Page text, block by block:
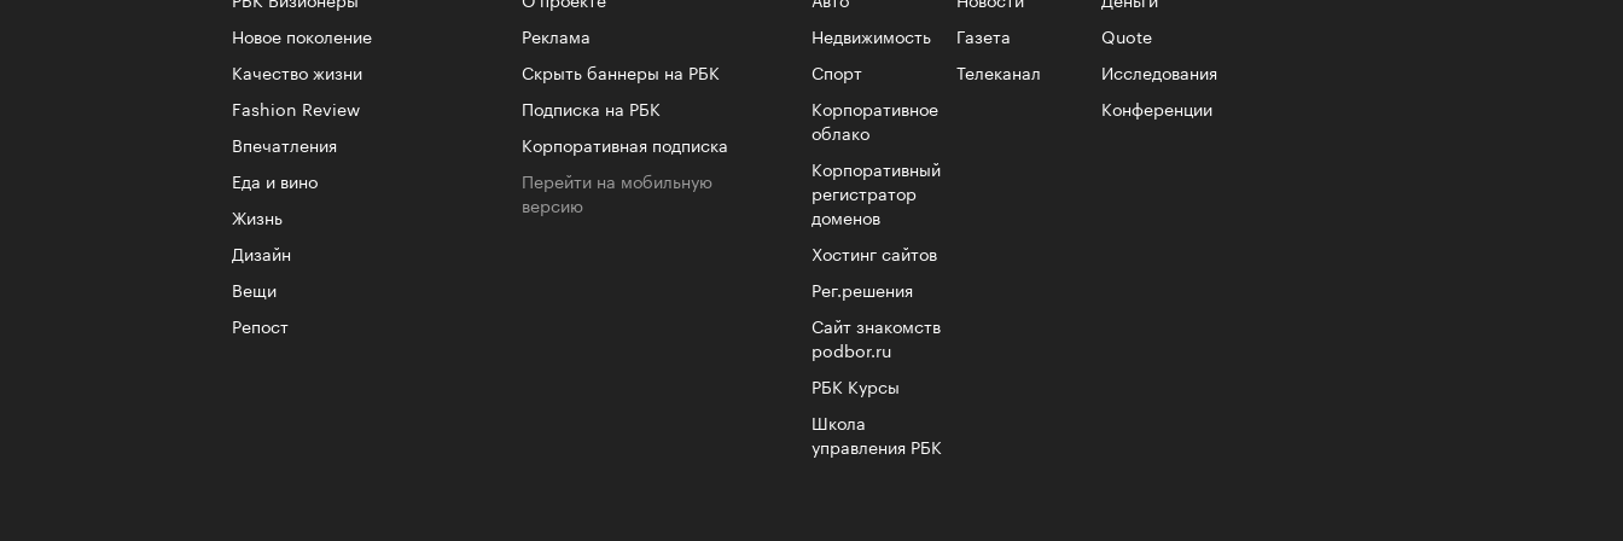
4 коллаборации, которые нельзя
пропустить
Новое поколение
Качество жизни
Fashion Review
Впечатления
Еда и вино
Жизнь
Дизайн
Вещи
Репост
Реклама
Скрыть баннеры на РБК
Подписка на РБК
Корпоративная подписка
Перейти на мобильную
версию
Недвижимость
Спорт
Корпоративное
облако
Корпоративный
регистратор
доменов
Хостинг сайтов
Рег.решения
Сайт знакомств
podbor.ru
РБК Курсы
Школа
управления РБК
Газета
Телеканал
Quote
Исследования
Конференции